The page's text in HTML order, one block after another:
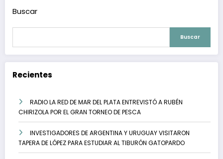
Buscar
Buscar
Recientes
RADIO LA RED DE MAR DEL PLATA ENTREVISTÓ A RUBÉN
CHIRIZOLA POR EL GRAN TORNEO DE PESCA
INVESTIGADORES DE ARGENTINA Y URUGUAY VISITARON
TAPERA DE LÓPEZ PARA ESTUDIAR AL TIBURÓN GATOPARDO